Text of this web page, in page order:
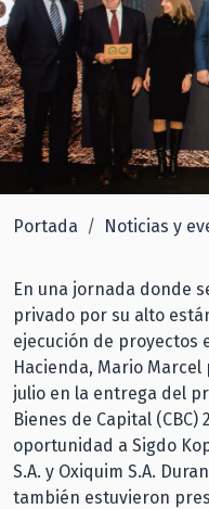
Portada Noticias y
En una jornada donde
privado por su alto
ejecución de proyectos
Hacienda, Mario
julio en la entrega del
Bienes de Capital
oportunidad a Sigdo
S.A. y Oxiquim S.A.
también estuvieron